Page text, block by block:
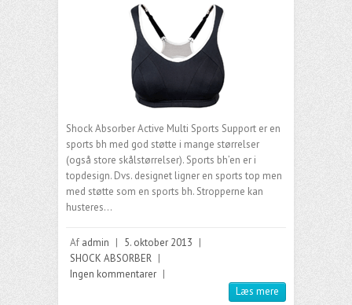
Shock Absorber Active Multi Sports Support er en
sports bh med god støtte i mange størrelser
(også store skålstørrelser). Sports bh’en er i
topdesign. Dvs. designet ligner en sports top men
med støtte som en sports bh. Stropperne kan
husteres…
Af admin | 5. oktober 2013 |
SHOCK ABSORBER |
Ingen kommentarer |
Læs mere